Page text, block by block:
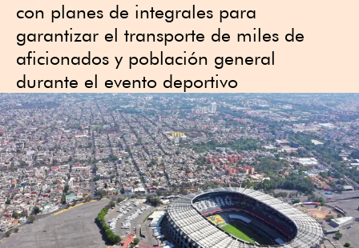
con planes de integrales para
garantizar el transporte de miles de
aficionados y población general
durante el evento deportivo